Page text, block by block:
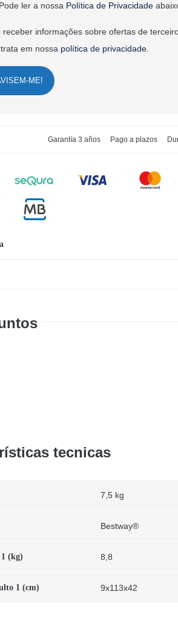
ler a nossa Política de Privacidade
receber informações sobre ofertas de
em nossa política de privacidade.
ME!
Garantía 3 años Pago a plazos
tecnicas
7,5 kg
Bestway®
(kg) 8,8
1 (cm) 9x113x42